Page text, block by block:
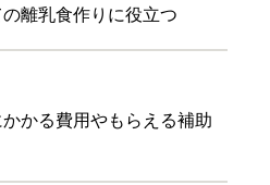
離乳食作りに役立つ
かる費用やもらえる補助